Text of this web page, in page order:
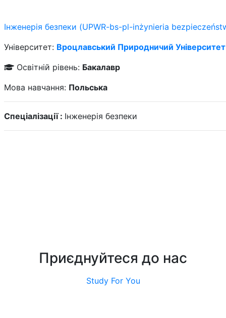
Інженерія безпеки (UPWR-bs-pl-inżynieria
Університет: Вроцлавський Природничий Університет
Освітній рівень: Бакалавр
Мова навчання: Польська
Спеціалізації : Інженерія безпеки
Приєднуйтеся до нас
Study For You